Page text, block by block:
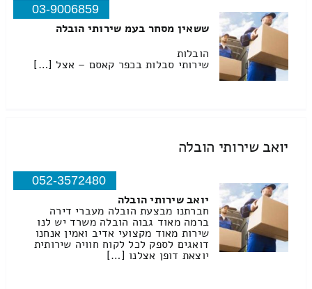
03-9006859
ששאין מסחר בעמ שירותי הובלה
הובלות
שירותי סבלות בכפר קאסם – אצל […]
יואב שירותי הובלה
052-3572480
יואב שירותי הובלה
חברתנו מבצעת הובלה מעברי דירה
ברמה מאוד גבוה הובלה משרד יש לנו
שירות מאוד מקצועי אדיב ואמין אנחנו
דואגים לספק לכל לקוח חוויה שירותית
יוצאת דופן אצלנו […]